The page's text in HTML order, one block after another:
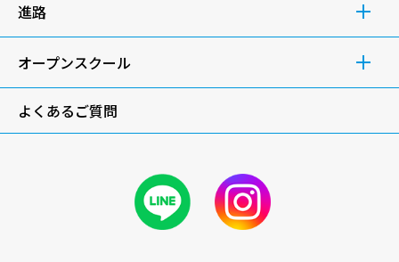
進路
オープンスクール
よくあるご質問